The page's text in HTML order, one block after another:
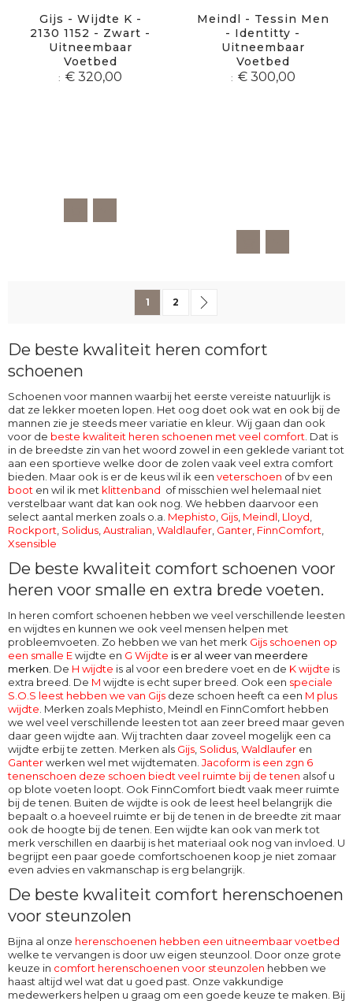
Gijs - Wijdte K -
2130 1152 - Zwart -
Uitneembaar
Voetbed
€ 320,00
Meindl - Tessin Men
- Identitty -
Uitneembaar
Voetbed
€ 300,00
U lees momenteel pagina
1 Pagina
2
De beste kwaliteit heren comfort
schoenen
Schoenen voor mannen waarbij het eerste vereiste natuurlijk is
dat ze lekker moeten lopen. Het oog doet ook wat en ook bij de
mannen zie je steeds meer variatie en kleur. Wij gaan dan ook
voor de beste kwaliteit heren schoenen met veel comfort. Dat is
in de breedste zin van het woord zowel in een geklede variant tot
aan een sportieve welke door de zolen vaak veel extra comfort
bieden. Maar ook is er de keus wil ik een veterschoen of bv een
boot en wil ik met klittenband of misschien wel helemaal niet
verstelbaar want dat kan ook nog. We hebben daarvoor een
select aantal merken zoals o.a. Mephisto, Gijs, Meindl, Lloyd,
Rockport, Solidus,Australian,Waldlaufer, Ganter, FinnComfort,
Xsensible
De beste kwaliteit comfort schoenen voor
heren voor smalle en extra brede voeten.
In heren comfort schoenen hebben we veel verschillende leesten
en wijdtes en kunnen we ook veel mensen helpen met
probleemvoeten. Zo hebben we van het merk Gijs schoenen op
een smalle Ewijdte en G Wijdte is er al weer van meerdere
merken. De H wijdte is al voor een bredere voet en de K wijdte is
extra breed. De M wijdte is echt super breed. Ook een speciale
S.O.S leest hebben we van Gijs deze schoen heeft ca een M plus
wijdte. Merken zoals Mephisto, Meindl en FinnComfort hebben
we wel veel verschillende leesten tot aan zeer breed maar geven
daar geen wijdte aan. Wij trachten daar zoveel mogelijk een ca
wijdte erbij te zetten. Merken als Gijs, Solidus,Waldlaufer en
Ganterwerken wel met wijdtematen. Jacoform is een zgn 6
tenenschoen deze schoen biedt veel ruimte bij de tenen alsof u
op blote voeten loopt. Ook FinnComfort biedt vaak meer ruimte
bij de tenen. Buiten de wijdte is ook de leest heel belangrijk die
bepaalt o.a hoeveel ruimte er bij de tenen in de breedte zit maar
ook de hoogte bij de tenen. Een wijdte kan ook van merk tot
merk verschillen en daarbij is het materiaal ook nog van invloed. U
begrijpt een paar goede comfortschoenen koop je niet zomaar
even advies en vakmanschap is erg belangrijk.
De beste kwaliteit comfort herenschoenen
voor steunzolen
Bijna al onze herenschoenen hebben een uitneembaar voetbed
welke te vervangen is door uw eigen steunzool. Door onze grote
keuze in comfort herenschoenen voor steunzolen hebben we
haast altijd wel wat dat u goed past. Onze vakkundige
medewerkers helpen u graag om een goede keuze te maken. Bij